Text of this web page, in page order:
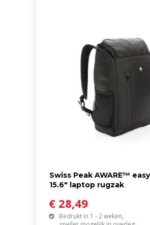
Swiss Peak AWARE™
15.6" laptop rugzak
€ 28,49
Bedrukt in 1 - 2 weken,